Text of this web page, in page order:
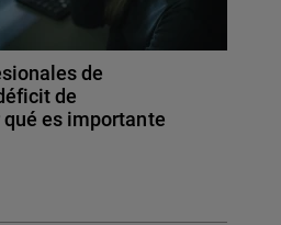
de
de
es importante